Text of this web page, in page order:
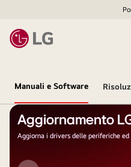
Manuali e Software
Aggiornamento
Aggiorna i drivers delle periferiche